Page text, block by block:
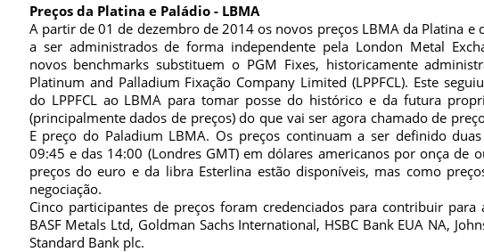
Preços da Platina e Paládio - LBMA
A partir de 01 de dezembro de 2014 os novos preços LBMA da Platina e
a ser administrados de forma independente pela London Metal
novos benchmarks substituem o PGM Fixes, historicamente
Platinum and Palladium Fixação Company Limited (LPPFCL). Este
do LPPFCL ao LBMA para tomar posse do histórico e da futura
(principalmente dados de preços) do que vai ser agora chamado de
E preço do Paladium LBMA. Os preços continuam a ser definido
09:45 e das 14:00 (Londres GMT) em dólares americanos por onça de
preços do euro e da libra Esterlina estão disponíveis, mas como
negociação.
Cinco participantes de preços foram credenciados para contribuir para
BASF Metals Ltd, Goldman Sachs International, HSBC Bank EUA NA,
Standard Bank plc.